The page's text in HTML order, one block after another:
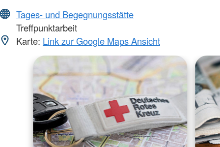
Tages- und Begegnungsstätte
Treffpunktarbeit
Karte: Link zur Google Maps Ansicht